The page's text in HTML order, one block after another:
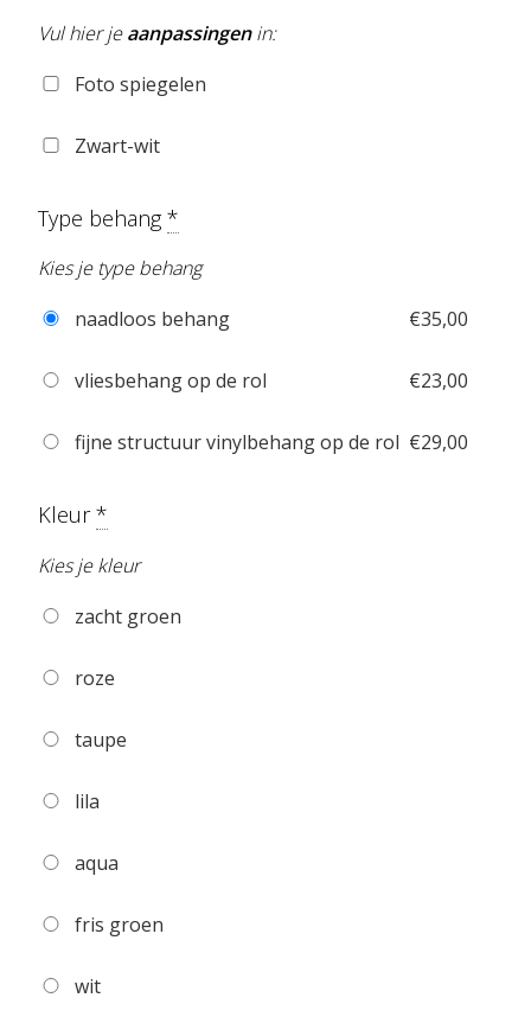
Vul hier jeaanpassingenin:
Foto spiegelen
Zwart-wit
Type behang*
Kies je type behang
naadloos behang
€35,00
vliesbehang op de rol €23,00
fijne structuur vinylbehang op de rol €29,00
Kleur*
Kies je kleur
zacht groen
roze
taupe
lila
aqua
fris groen
wit